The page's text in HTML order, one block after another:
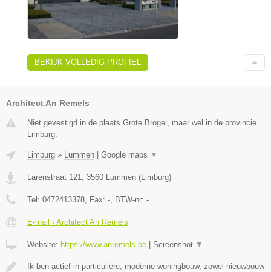
BEKIJK VOLLEDIG PROFIEL
Architect An Remels
Niet gevestigd in de plaats Grote Brogel, maar wel in de provincie
Limburg.
Limburg » Lummen Google maps ▼
Larenstraat 121 3560 Lummen ( Limburg)
Tel: 0472413378 , Fax: - , BTW-nr: -
E-mail › Architect An Remels
Website: https://www.anremels.be Screenshot ▼
Ik ben actief in particuliere, moderne woningbouw, zowel nieuwbouw